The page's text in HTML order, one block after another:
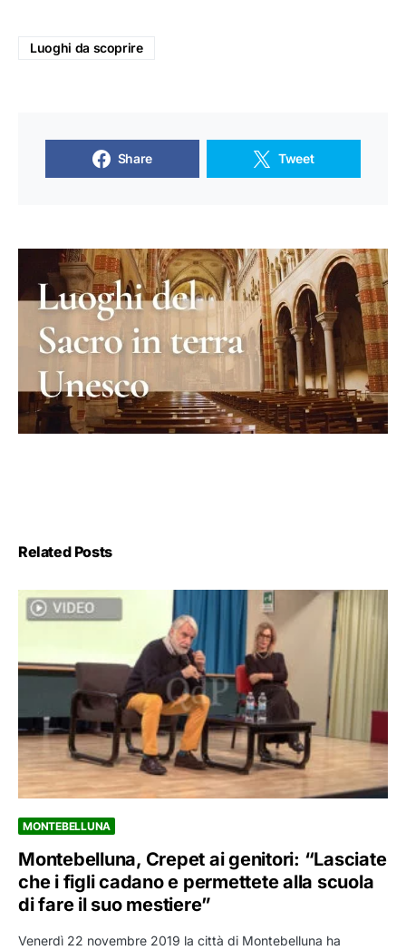
Luoghi da scoprire
Share Tweet
Related Posts
MONTEBELLUNA
Montebelluna, Crepet ai genitori: “Lasciate
che i figli cadano e permettete alla scuola
di fare il suo mestiere”
Venerdì 22 novembre 2019 la città di Montebelluna ha